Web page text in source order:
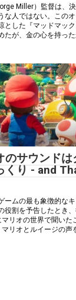
Miller）監督は、
な人ではない。この
とした『マッドマック
たが、金の心を持った
のサウンドは
くり - and
ームの最も象徴的なキ
役割を予告したとき
リオの世界で聞いた
リオとルイージの声